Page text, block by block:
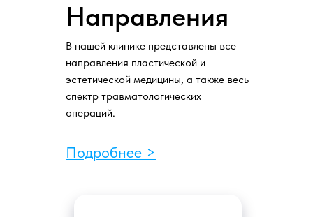
Направления
В нашей клинике представлены все
направления пластической и
эстетической медицины, а также весь
спектр травматологических
операций.
Подробнее >